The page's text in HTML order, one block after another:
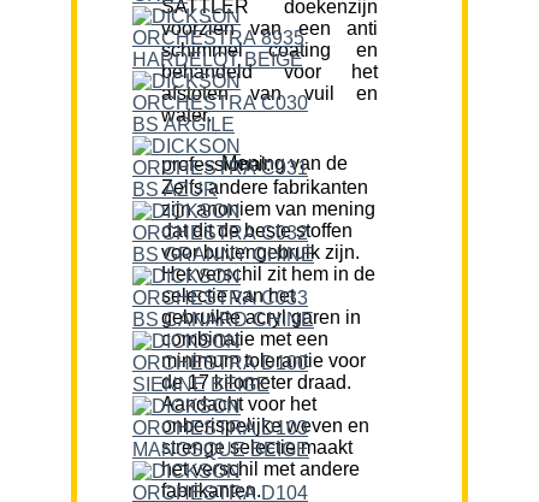
SATTLER doekenzijn
voorzien van een anti
schimmel coating en
behandeld voor het
afstoten van vuil en
water.
Mening van de professional:
Zelfs andere fabrikanten
zijn anoniem van mening
dat dit de beste stoffen
voor buitengebruik zijn.
Het verschil zit hem in de
selectie van het
gebruikte acryl garen in
combinatie met een
minimum tolerantie voor
de 17 kilometer draad.
Aandacht voor het
onberispelijke weven en
strenge selectie maakt
het verschil met andere
fabrikanten.